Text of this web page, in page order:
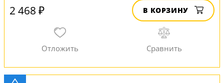
2 468 ₽ В КОРЗИНУ